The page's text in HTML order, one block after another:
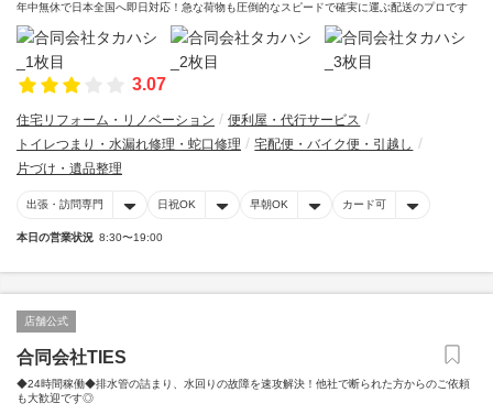
年中無休で日本全国へ即日対応！急な荷物も圧倒的なスピードで確実に運ぶ配送のプロです
3.07
住宅リフォーム・リノベーション
便利屋・代行サービス
トイレつまり・水漏れ修理・蛇口修理
宅配便・バイク便・引越し
片づけ・遺品整理
出張・訪問専門 日祝OK 早朝OK カード可
本日の営業状況 8:30〜19:00
店舗公式
合同会社TIES
◆24時間稼働◆排水管の詰まり、水回りの故障を速攻解決！他社で断られた方からのご依頼
も大歓迎です◎